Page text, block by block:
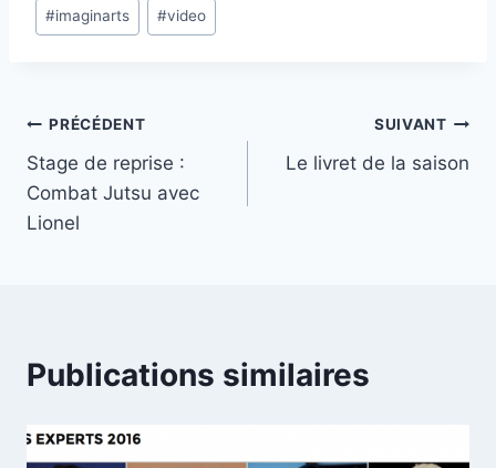
de
#imaginarts #video
Navigation
de
l’article
PRÉCÉDENT
Stage de reprise :
Combat Jutsu avec
Lionel
SUIVANT
Le livret de la saison
Publications similaires